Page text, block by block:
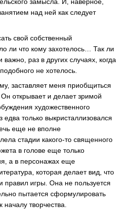
замысла. И, наверное,
над ней как следует
свой собственный
ли что кому захотелось… Так ли
важно, раз в других случаях, когда
не хотелось.
, заставляет меня приобщиться
Он открывает и делает зримой
художественного
только выкристаллизовался
еще не вполне
стадии какого-то священного
в голове еще только
а в персонажах еще
которая делает вид, что
правил игры. Она не пользуется
пытается сформулировать
творчества.